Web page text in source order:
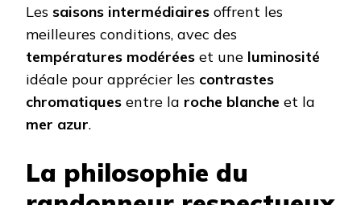
Les saisons intermédiaires offrent les
meilleures conditions, avec des
températures modérées et une luminosité
idéale pour apprécier les contrastes
chromatiques entre la roche blanche et la
mer azur.
La philosophie du